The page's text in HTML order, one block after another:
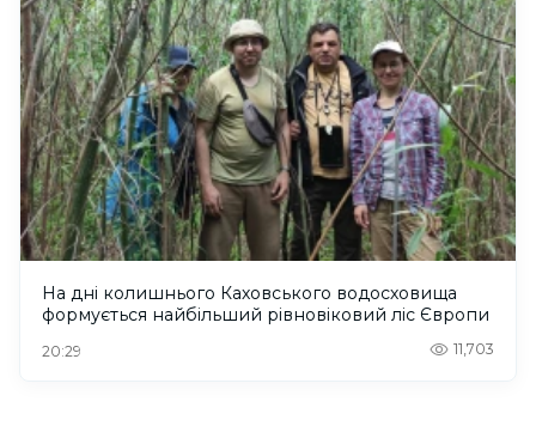
На дні колишнього Каховського водосховища
формується найбільший рівновіковий ліс Європи
20:29 11,703